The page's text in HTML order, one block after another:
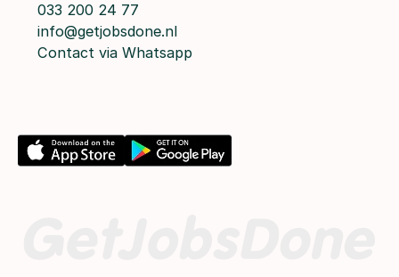
033 200 24 77
info@getjobsdone.nl
Contact via Whatsapp